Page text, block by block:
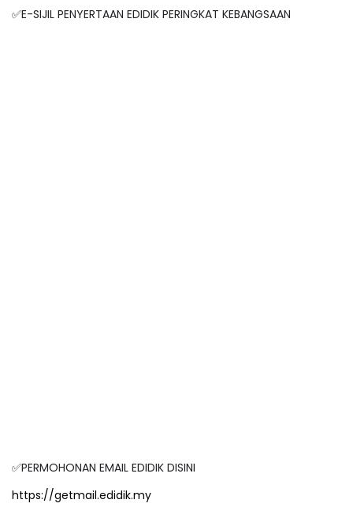
✅E-SIJIL PENYERTAAN EDIDIK PERINGKAT KEBANGSAAN
✅PERMOHONAN EMAIL EDIDIK DISINI
https://getmail.edidik.my